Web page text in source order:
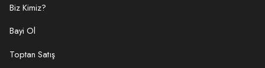
Biz Kimiz?
Bayi Ol
Toptan Satış